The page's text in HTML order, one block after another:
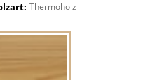
Thermoholz